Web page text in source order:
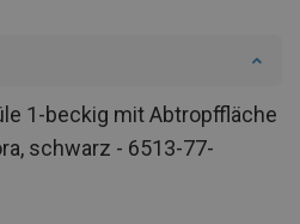
1-beckig mit Abtropffläche
schwarz - 6513-77-